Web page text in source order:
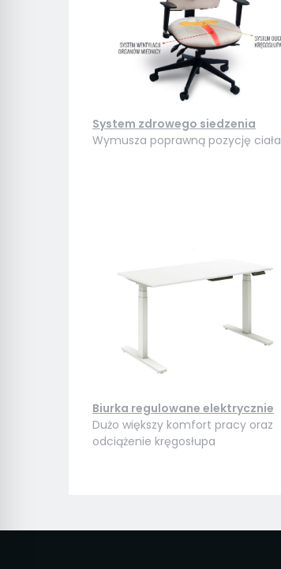
System zdrowego siedzenia
Wymusza poprawną pozycję ciała
Biurka regulowane elektrycznie
Dużo większy komfort pracy oraz
odciążenie kręgosłupa